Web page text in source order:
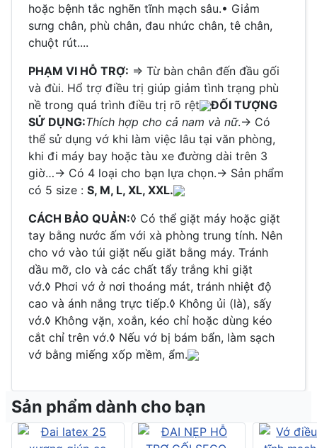
hoặc bệnh tắc nghẽn tĩnh mạch sâu.• Giảm
sưng chân, phù chân, đau nhức chân, tê chân,
chuột rút....
PHẠM VI HỖ TRỢ: ⇒ Từ bàn chân đến đầu gối
và đùi. Hổ trợ điều trị giúp giảm tình trạng phù
nề trong quá trình điều trị rõ rệt
ĐỐI TƯỢNG
SỬ DỤNG:Thích hợp cho cả nam và nữ.→ Có
thể sử dụng vớ khi làm việc lâu tại văn phòng,
khi đi máy bay hoặc tàu xe đường dài trên 3
giờ…→ Có 4 loại cho bạn lựa chọn.→ Sản phẩm
có 5 size : S, M, L, XL, XXL.
CÁCH BẢO QUẢN:◊ Có thể giặt máy hoặc giặt
tay bằng nước ấm với xà phòng trung tính. Nên
cho vớ vào túi giặt nếu giăt bằng máy. Tránh
dầu mỡ, clo và các chất tẩy trắng khi giặt
vớ.◊ Phơi vớ ở nơi thoáng mát, tránh nhiệt độ
cao và ánh nắng trực tiếp.◊ Không ủi (là), sấy
vớ.◊ Không vặn, xoắn, kéo chỉ hoặc dùng kéo
cắt chỉ trên vớ.◊ Nếu vớ bị bám bẩn, làm sạch
vớ bằng miếng xốp mềm, ẩm.
Sản phẩm dành cho bạn